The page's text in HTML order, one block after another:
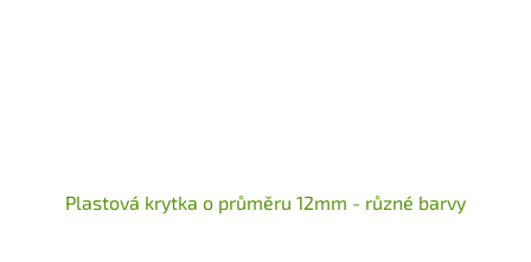
Plastová krytka o průměru 12mm - různé barvy